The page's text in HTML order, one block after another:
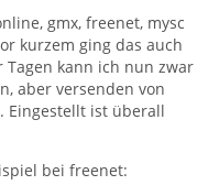
gmx, freenet, mysc
kurzem ging das auch
Tagen kann ich nun zwar
aber versenden von
Eingestellt ist überall
bei freenet: